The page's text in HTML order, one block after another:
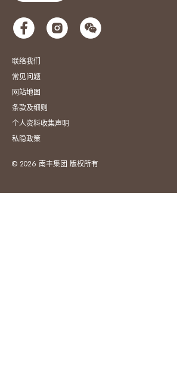
联络我们
常见问题
网站地图
条款及细则
个人资料收集声明
私隐政策
© 2026 南丰集团 版权所有